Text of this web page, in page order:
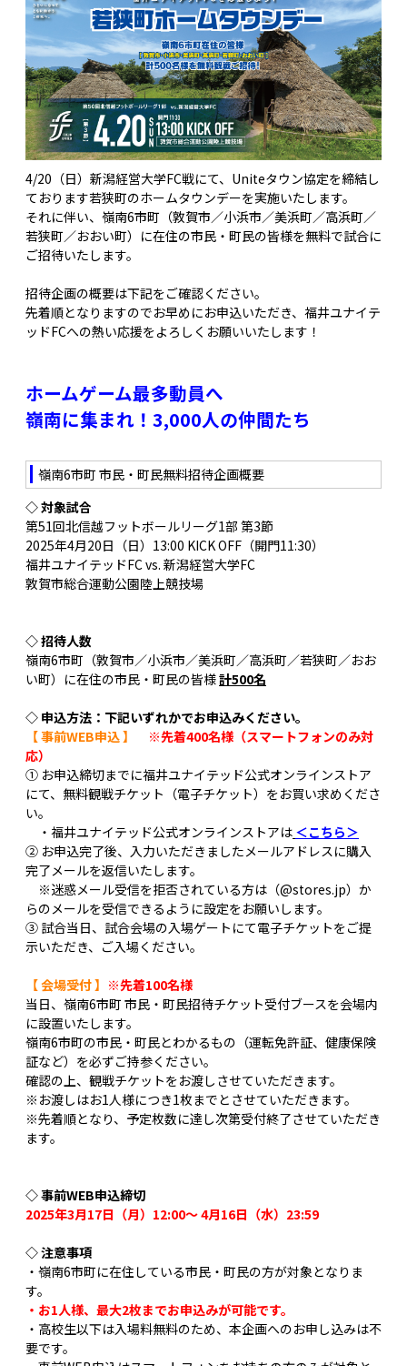
4/20（日）新潟経営大学FC戦にて、Uniteタウン協定を締結し
ております若狭町のホームタウンデーを実施いたします。
それに伴い、嶺南6市町（敦賀市／小浜市／美浜町／高浜町／
若狭町／おおい町）に在住の市民・町民の皆様を無料で試合に
ご招待いたします。
招待企画の概要は下記をご確認ください。
先着順となりますのでお早めにお申込いただき、福井ユナイテ
ッドFCへの熱い応援をよろしくお願いいたします！
ホームゲーム最多動員へ
嶺南に集まれ！3,000人の仲間たち
嶺南6市町 市民・町民無料招待企画概要
◇ 対象試合
第51回北信越フットボールリーグ1部 第3節
2025年4月20日（日）13:00 KICK OFF（開門11:30）
福井ユナイテッドFC vs. 新潟経営大学FC
敦賀市総合運動公園陸上競技場
◇ 招待人数
嶺南6市町（敦賀市／小浜市／美浜町／高浜町／若狭町／おお
い町）に在住の市民・町民の皆様計500名
◇ 申込方法：下記いずれかでお申込みください。
【 事前WEB申込 】 ※先着400名様（スマートフォンのみ対
応）
① お申込締切までに福井ユナイテッド公式オンラインストア
にて、無料観戦チケット（電子チケット）をお買い求めくださ
い。
・福井ユナイテッド公式オンラインストアは ＜こちら＞
② お申込完了後、入力いただきましたメールアドレスに購入
完了メールを返信いたします。
※迷惑メール受信を拒否されている方は（@stores.jp）か
らのメールを受信できるように設定をお願いします。
③ 試合当日、試合会場の入場ゲートにて電子チケットをご提
示いただき、ご入場ください。
【 会場受付 】 ※先着100名様
当日、嶺南6市町 市民・町民招待チケット受付ブースを会場内
に設置いたします。
嶺南6市町の市民・町民とわかるもの（運転免許証、健康保険
証など）を必ずご持参ください。
確認の上、観戦チケットをお渡しさせていただきます。
※お渡しはお1人様につき1枚までとさせていただきます。
※先着順となり、予定枚数に達し次第受付終了させていただき
ます。
◇ 事前WEB申込締切
2025年3月17日（月）12:00〜 4月16日（水）23:59
◇ 注意事項
・嶺南6市町に在住している市民・町民の方が対象となりま
す。
・お1人様、最大2枚までお申込みが可能です。
・高校生以下は入場料無料のため、本企画へのお申し込みは不
要です。